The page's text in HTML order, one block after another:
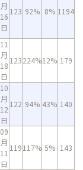
月
16
日
123 92% 8% 1194
11
月
18
日
123224%12% 179
10
月
12
日
122 94% 43% 140
09
月
11
日
119117% 5% 143